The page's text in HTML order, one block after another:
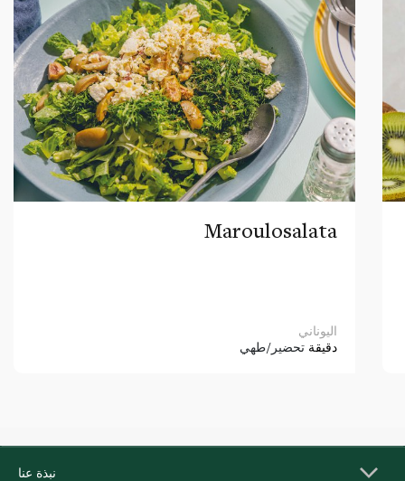
Maroulosalata
اليوناني
دقيقة تحضير/طهي
نبذة عنا